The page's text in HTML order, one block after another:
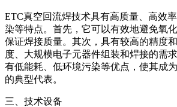
ETC真空回流焊技术具有高质量、高效
染等特点。首先，它可以有效地避免氧
保证焊接质量。其次，具有较高的精度
度、大规模电子元器件组装和焊接的需
有低能耗、低环境污染等优点，使其成
的典型代表。
三、技术设备